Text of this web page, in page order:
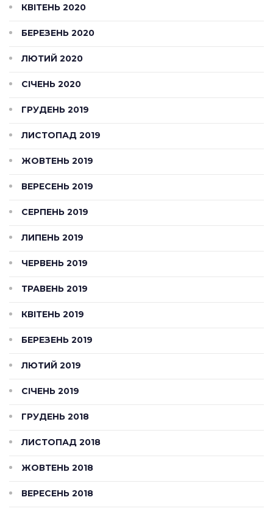
КВІТЕНЬ 2020
БЕРЕЗЕНЬ 2020
ЛЮТИЙ 2020
СІЧЕНЬ 2020
ГРУДЕНЬ 2019
ЛИСТОПАД 2019
ЖОВТЕНЬ 2019
ВЕРЕСЕНЬ 2019
СЕРПЕНЬ 2019
ЛИПЕНЬ 2019
ЧЕРВЕНЬ 2019
ТРАВЕНЬ 2019
КВІТЕНЬ 2019
БЕРЕЗЕНЬ 2019
ЛЮТИЙ 2019
СІЧЕНЬ 2019
ГРУДЕНЬ 2018
ЛИСТОПАД 2018
ЖОВТЕНЬ 2018
ВЕРЕСЕНЬ 2018